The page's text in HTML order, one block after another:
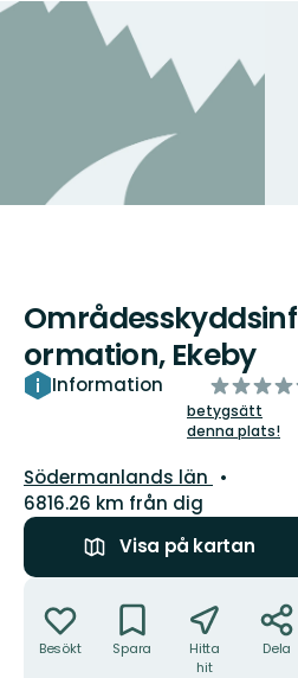
Områdesskyddsinf
ormation, Ekeby
Information
av
5
stjärnor
betygsätt
denna plats!
Län:
Södermanlands län
6816.26 km från dig
Visa på kartan
Besökt Spara
Hitta
hit
Dela